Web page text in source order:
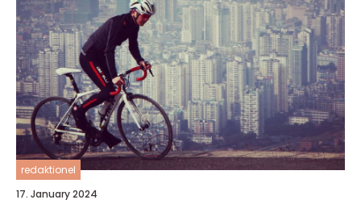
redaktionel
17. January 2024